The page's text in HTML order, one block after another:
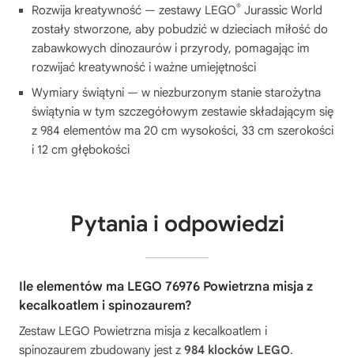
Rozwija kreatywność — zestawy LEGO® Jurassic World
zostały stworzone, aby pobudzić w dzieciach miłość do
zabawkowych dinozaurów i przyrody, pomagając im
rozwijać kreatywność i ważne umiejętności
Wymiary świątyni — w niezburzonym stanie starożytna
świątynia w tym szczegółowym zestawie składającym się
z 984 elementów ma 20 cm wysokości, 33 cm szerokości
i 12 cm głębokości
Pytania i odpowiedzi
Ile elementów ma LEGO 76976 Powietrzna misja z
kecalkoatlem i spinozaurem?
Zestaw LEGO Powietrzna misja z kecalkoatlem i
spinozaurem zbudowany jest z 984 klocków LEGO.